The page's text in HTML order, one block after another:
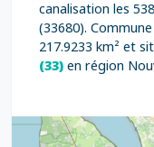
canalisation les
(33680).
217.9233 km² et
(33) en région